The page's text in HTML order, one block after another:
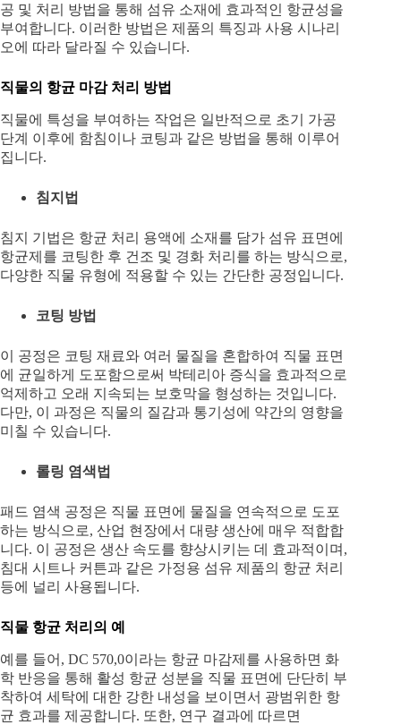
공 및 처리 방법을 통해 섬유 소재에 효과적인 항균성을
부여합니다. 이러한 방법은 제품의 특징과 사용 시나리
오에 따라 달라질 수 있습니다.
직물의 항균 마감 처리 방법
직물에 특성을 부여하는 작업은 일반적으로 초기 가공
단계 이후에 함침이나 코팅과 같은 방법을 통해 이루어
집니다.
침지법
침지 기법은 항균 처리 용액에 소재를 담가 섬유 표면에
항균제를 코팅한 후 건조 및 경화 처리를 하는 방식으로,
다양한 직물 유형에 적용할 수 있는 간단한 공정입니다.
코팅 방법
이 공정은 코팅 재료와 여러 물질을 혼합하여 직물 표면
에 균일하게 도포함으로써 박테리아 증식을 효과적으로
억제하고 오래 지속되는 보호막을 형성하는 것입니다.
다만, 이 과정은 직물의 질감과 통기성에 약간의 영향을
미칠 수 있습니다.
롤링 염색법
패드 염색 공정은 직물 표면에 물질을 연속적으로 도포
하는 방식으로, 산업 현장에서 대량 생산에 매우 적합합
니다. 이 공정은 생산 속도를 향상시키는 데 효과적이며,
침대 시트나 커튼과 같은 가정용 섬유 제품의 항균 처리
등에 널리 사용됩니다.
직물 항균 처리의 예
예를 들어, DC 570,0이라는 항균 마감제를 사용하면 화
학 반응을 통해 활성 항균 성분을 직물 표면에 단단히 부
착하여 세탁에 대한 강한 내성을 보이면서 광범위한 항
균 효과를 제공합니다. 또한, 연구 결과에 따르면